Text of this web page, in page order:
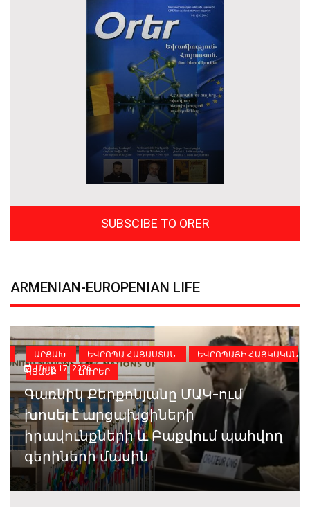
SUBSCIBE TO ORER
ARMENIAN-EUROPENIAN LIFE
ԱՐՑԱԽ ԵՎՐՈՊԱ-ՀԱՅԱՍՏԱՆ
ԵՎՐՈՊԱՅԻ ՀԱՅԿԱԿԱՆ
ԿՅԱՆՔ
ԼՈՒՐԵՐ
Մար 17, 2026
Գառնիկ Քերքոնյանը ՄԱԿ-ում
խոսել է արցախցիների
իրավունքների և Բաքվում պահվող
գերիների մասին